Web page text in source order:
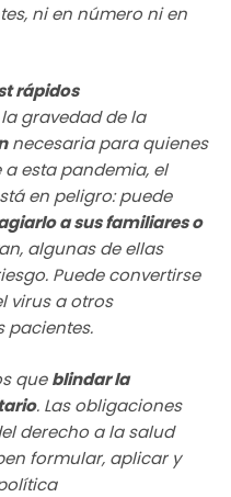
ni en número ni en
rápidos
gravedad de la
necesaria para quienes
esta pandemia, el
en peligro: puede
a sus familiares o
algunas de ellas
Puede convertirse
virus a otros
pacientes.
queblindar la
. Las obligaciones
derecho a la salud
formular, aplicar y